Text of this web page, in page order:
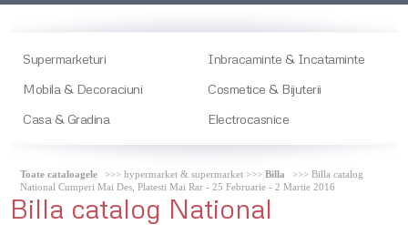
Supermarketuri
Inbracaminte & Incataminte
Mobila & Decoraciuni
Cosmetice & Bijuterii
Casa & Gradina
Electrocasnice
Toate cataloagele >>> hypermarket & supermarket >>>Billa
>>> Billa catalog
National Cumperi Mai Des, Platesti Mai Rar - 25 Februarie - 2 Martie 2016
Billa catalog National